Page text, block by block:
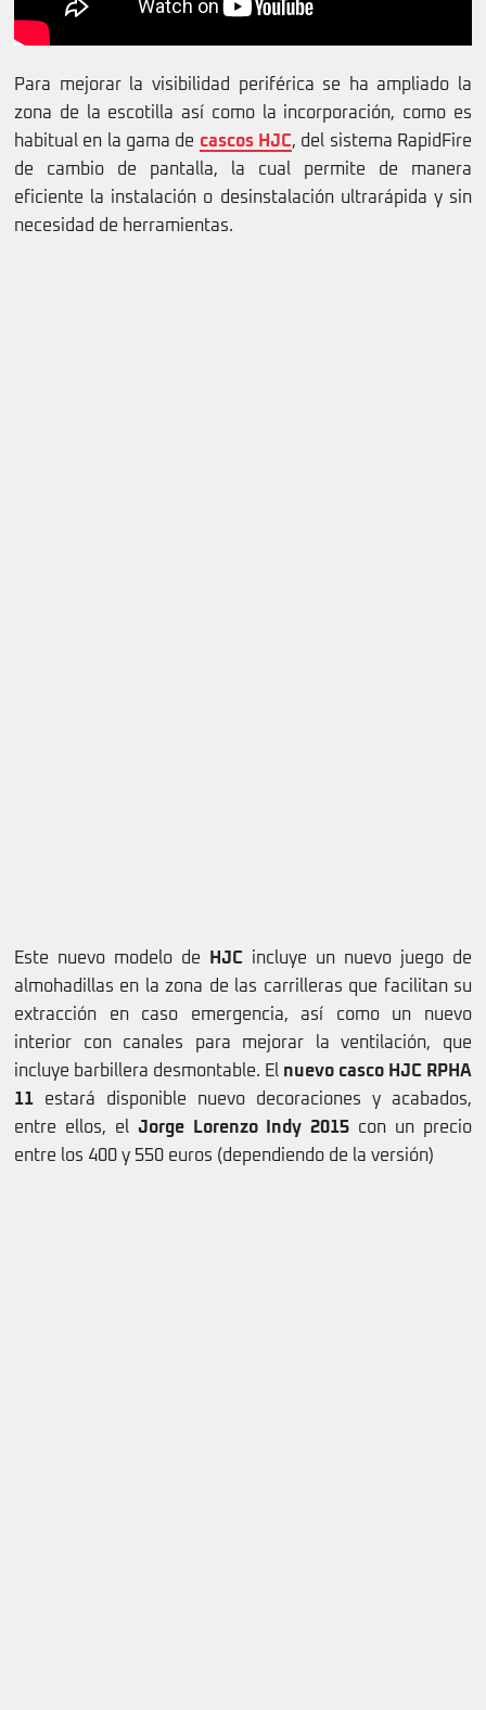
Para mejorar la visibilidad periférica se ha ampliado la
zona de la escotilla así como la incorporación, como es
habitual en la gama de cascos HJC, del sistema RapidFire
de cambio de pantalla, la cual permite de manera
eficiente la instalación o desinstalación ultrarápida y sin
necesidad de herramientas.
Este nuevo modelo de HJC incluye un nuevo juego de
almohadillas en la zona de las carrilleras que facilitan su
extracción en caso emergencia, así como un nuevo
interior con canales para mejorar la ventilación, que
incluye barbillera desmontable. El nuevo casco HJC RPHA
11 estará disponible nuevo decoraciones y acabados,
entre ellos, el Jorge Lorenzo Indy 2015 con un precio
entre los 400 y 550 euros (dependiendo de la versión)